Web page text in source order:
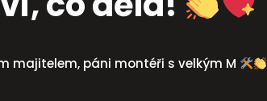
majitelem, páni montéři s velkým M